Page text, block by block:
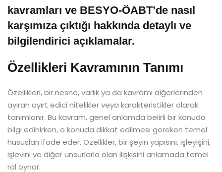
kavramları ve BESYO-ÖABT’de nasıl
karşımıza çıktığı hakkında detaylı ve
bilgilendirici açıklamalar.
Özellikleri Kavramının Tanımı
Özellikleri, bir nesne, varlık ya da kavramı diğerlerinden
ayıran ayırt edici nitelikler veya karakteristikler olarak
tanımlanır. Bu kavram, genel anlamda belirli bir konuda
bilgi edinirken, o konuda dikkat edilmesi gereken temel
hususları ifade eder. Özellikler, bir şeyin yapısını, işleyişini,
işlevini ve diğer unsurlarla olan ilişkisini anlamada temel
rol oynar.